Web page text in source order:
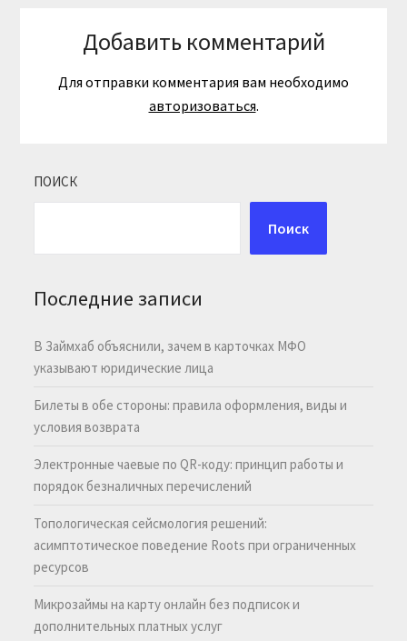
Добавить комментарий
Для отправки комментария вам необходимо
авторизоваться.
ПОИСК
Поиск
Последние записи
В Займхаб объяснили, зачем в карточках МФО
указывают юридические лица
Билеты в обе стороны: правила оформления, виды и
условия возврата
Электронные чаевые по QR-коду: принцип работы и
порядок безналичных перечислений
Топологическая сейсмология решений:
асимптотическое поведение Roots при ограниченных
ресурсов
Микрозаймы на карту онлайн без подписок и
дополнительных платных услуг